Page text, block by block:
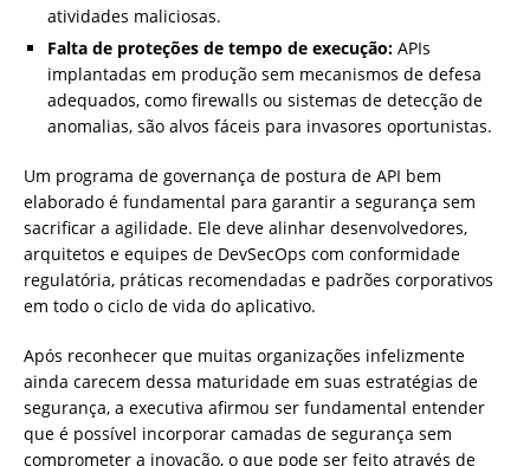
atividades maliciosas.
Falta de proteções de tempo de execução: APIs
implantadas em produção sem mecanismos de defesa
adequados, como firewalls ou sistemas de detecção de
anomalias, são alvos fáceis para invasores oportunistas.
Um programa de governança de postura de API bem
elaborado é fundamental para garantir a segurança sem
sacrificar a agilidade. Ele deve alinhar desenvolvedores,
arquitetos e equipes de DevSecOps com conformidade
regulatória, práticas recomendadas e padrões corporativos
em todo o ciclo de vida do aplicativo.
Após reconhecer que muitas organizações infelizmente
ainda carecem dessa maturidade em suas estratégias de
segurança, a executiva afirmou ser fundamental entender
que é possível incorporar camadas de segurança sem
comprometer a inovação, o que pode ser feito através de